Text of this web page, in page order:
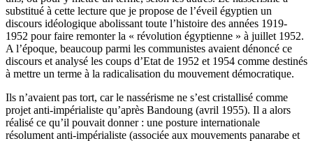
substitué à cette lecture que je propose de l’éveil égyptien un
discours idéologique abolissant toute l’histoire des années 1919-
1952 pour faire remonter la « révolution égyptienne » à juillet 1952.
A l’époque, beaucoup parmi les communistes avaient dénoncé ce
discours et analysé les coups d’Etat de 1952 et 1954 comme destinés
à mettre un terme à la radicalisation du mouvement démocratique.
Ils n’avaient pas tort, car le nassérisme ne s’est cristallisé comme
projet anti-impérialiste qu’après Bandoung (avril 1955). Il a alors
réalisé ce qu’il pouvait donner : une posture internationale
résolument anti-impérialiste (associée aux mouvements panarabe et